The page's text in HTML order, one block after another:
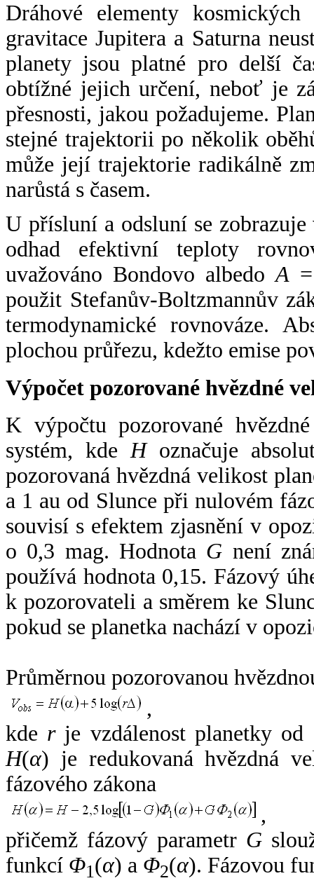
Dráhové elementy
gravitace Jupitera a Saturna
planety jsou platné pro delší
obtížné jejich určení, neboť je
přesnosti, jakou požadujeme.
stejné trajektorii po několik
může její trajektorie radikálně
narůstá s časem.
U přísluní a odsluní se
odhad efektivní teploty
uvažováno Bondovo albedoA
použit Stefanův-Boltzmannův
termodynamické rovnováze.
plochou průřezu, kdežto emise
Výpočet pozorované hvězdné
K výpočtu pozorované
systém, kde Hoznačuje
pozorovaná hvězdná velikost
a 1 au od Slunce při nulovém
souvisí s efektem zjasnění v
o 0,3 mag. Hodnota G není
používá hodnota 0,15. Fázový
k pozorovateli a směrem ke
pokud se planetka nachází v
Průměrnou pozorovanou
,
kde rje vzdálenost planetky od
H(α) je redukovaná hvězdná
fázového zákona
,
přičemž fázový parametr G
funkcí Φ1(α) a Φ2(α). Fázovou